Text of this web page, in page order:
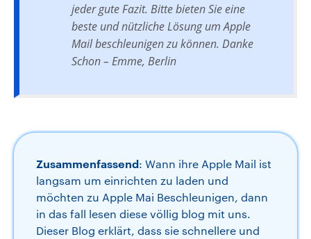
jeder gute Fazit. Bitte bieten Sie eine
beste und nützliche Lösung um Apple
Mail beschleunigen zu können. Danke
Schon – Emme, Berlin
Zusammenfassend: Wann ihre Apple Mail ist
langsam um einrichten zu laden und
möchten zu Apple Mai Beschleunigen, dann
in das fall lesen diese völlig blog mit uns.
Dieser Blog erklärt, dass sie schnellere und